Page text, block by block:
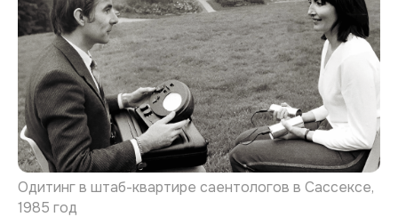
Одитинг в штаб-квартире саентологов в Сассексе,
1985 год